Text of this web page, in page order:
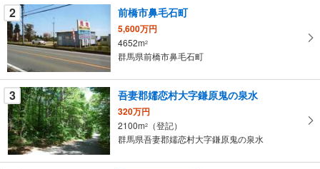
件
を
マ
イ
ペ
ー
ジ
に
保
存
す
2 前橋市鼻毛石町
5,600万円
4652m2
群馬県前橋市鼻毛石町
3 吾妻郡嬬恋村大字鎌原鬼の泉水
320万円
2100m2
（登記）
群馬県吾妻郡嬬恋村大字鎌原鬼の泉水